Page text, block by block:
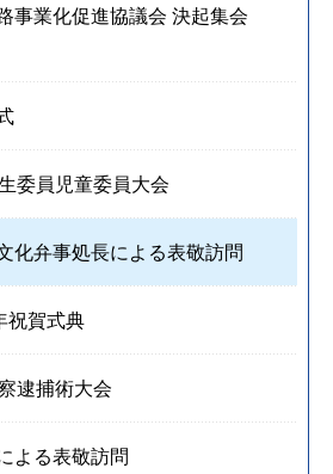
事業化促進協議会 決起集会
委員児童委員大会
化弁事処長による表敬訪問
祝賀式典
逮捕術大会
よる表敬訪問